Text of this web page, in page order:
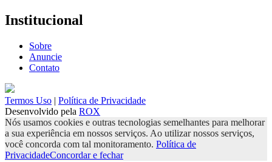
Institucional
Sobre
Anuncie
Contato
Termos Uso | Política de Privacidade
Desenvolvido pela ROX
Nós usamos cookies e outras tecnologias semelhantes para melhorar
a sua experiência em nossos serviços. Ao utilizar nossos serviços,
você concorda com tal monitoramento. Política de
PrivacidadeConcordar e fechar